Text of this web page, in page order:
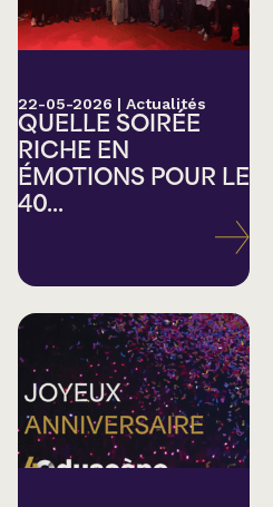
22-05-2026 | Actualités
QUELLE SOIRÉE
RICHE EN
ÉMOTIONS POUR LE
40...